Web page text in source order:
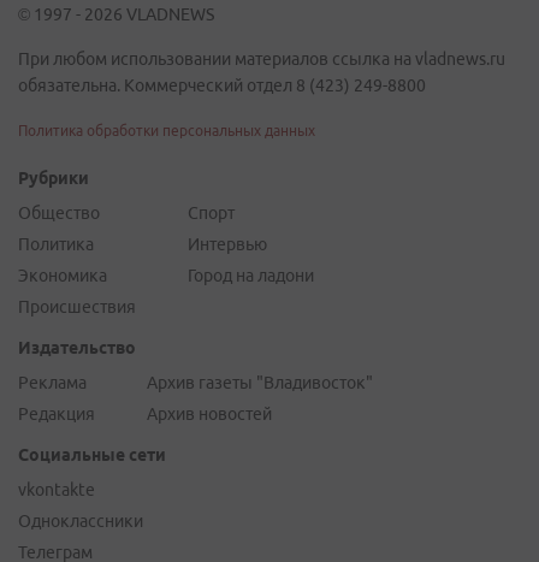
© 1997 - 2026 VLADNEWS
При любом использовании материалов ссылка на vladnews.ru
обязательна. Коммерческий отдел 8 (423) 249-8800
Политика обработки персональных данных
Рубрики
Общество
Политика
Экономика
Происшествия
Спорт
Интервью
Город на ладони
Издательство
Реклама
Редакция
Архив газеты "Владивосток"
Архив новостей
Социальные сети
vkontakte
Одноклассники
Телеграм